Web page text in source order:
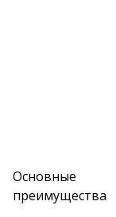
Основные
преимущества